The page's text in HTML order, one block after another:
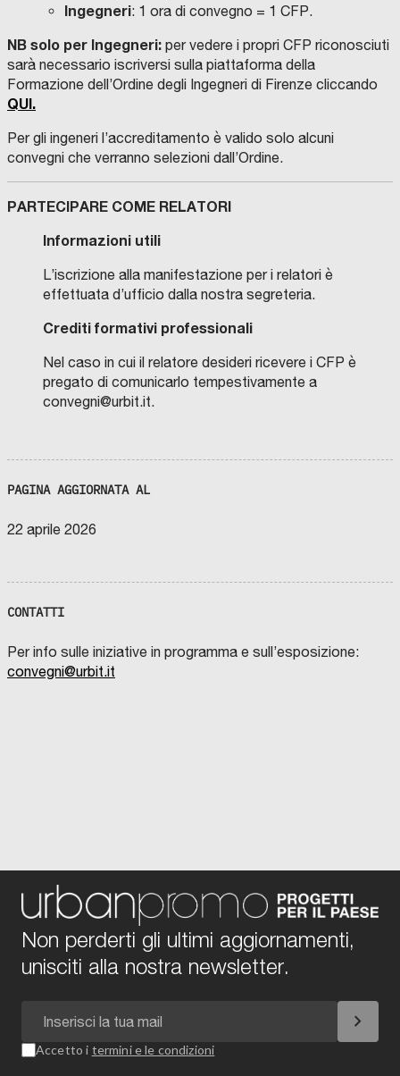
Ingegneri: 1 ora di convegno = 1 CFP.
NB solo per Ingegneri: per vedere i propri CFP riconosciuti
sarà necessario iscriversi sulla piattaforma della
Formazione dell’Ordine degli Ingegneri di Firenze cliccando
QUI.
Per gli ingeneri l’accreditamento è valido solo alcuni
convegni che verranno selezioni dall’Ordine.
PARTECIPARE COME RELATORI
Informazioni utili
L’iscrizione alla manifestazione per i relatori è
effettuata d’ufficio dalla nostra segreteria.
Crediti formativi professionali
Nel caso in cui il relatore desideri ricevere i CFP è
pregato di comunicarlo tempestivamente a
convegni@urbit.it.
PAGINA AGGIORNATA AL
22 aprile 2026
CONTATTI
Per info sulle iniziative in programma e sull’esposizione:
convegni@urbit.it
Non perderti gli ultimi aggiornamenti,
unisciti alla nostra newsletter.
chevron_right
Accetto i termini e le condizioni